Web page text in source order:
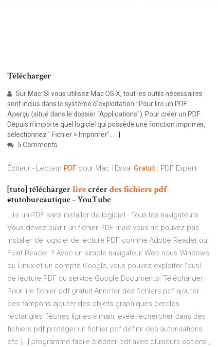
Télécharger
Sur Mac: Si vous utilisez Mac OS X, tout les outils nécessaires
sont inclus dans le système d'exploitation : Pour lire un PDF :
Aperçu (situé dans le dossier "Applications"). Pour créer un PDF :
Depuis n'importe quel logiciel qui possède une fonction imprimer,
sélectionnez " Fichier > Imprimer"...
5 Comments
Éditeur - Lecteur PDF pour Mac | Essai Gratuit | PDF Expert
[tuto] télécharger lirecréer desfichierspdf
#tutobureautique - YouTube
Lire un PDF sans installer de logiciel - Tous les navigateurs
Vous devez ouvrir un fichier PDF mais vous ne pouvez pas
installer de logiciel de lecture PDF comme Adobe Reader ou
Foxit Reader ? Avec un simple navigateur Web sous Windows
ou Linux et un compte Google, vous pouvez exploiter l'outil
de lecture PDF du service Google Documents. Télécharger
Pour lire fichier pdf gratuit Annoter des fichiers pdf ajouter
des tampons ajouter des objets graphiques cercles
rectangles flèches lignes à main levée rechercher dans des
fichiers pdf protéger un fichier pdf définir des autorisations
etc [...] programme facile à éditer pdf avec plusieurs options ,